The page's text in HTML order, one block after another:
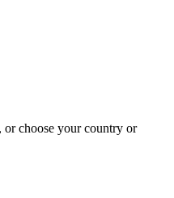
, or choose your country or